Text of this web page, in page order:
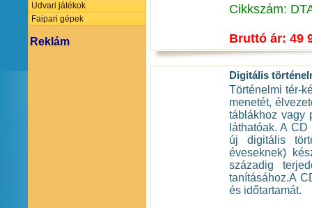
Udvari játékok
Faipari gépek
Reklám
Cikkszám:
Bruttó ár: 49
Digitális
Történelmi tér-
menetét,
táblákhoz vagy
láthatóak. A
új digitális
éveseknek)
századig
tanításához.A
és időtartamát.